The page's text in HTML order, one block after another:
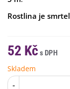
Rostlina je
52 Kč
Skladem
-